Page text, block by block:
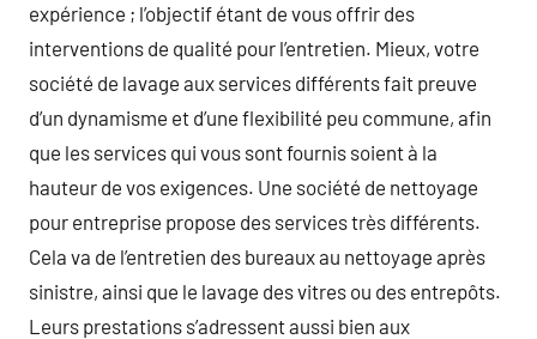
expérience ; l’objectif étant de vous offrir des
interventions de qualité pour l’entretien. Mieux, votre
société de lavage aux services différents fait preuve
d’un dynamisme et d’une flexibilité peu commune, afin
que les services qui vous sont fournis soient à la
hauteur de vos exigences. Une société de nettoyage
pour entreprise propose des services très différents.
Cela va de l’entretien des bureaux au nettoyage après
sinistre, ainsi que le lavage des vitres ou des entrepôts.
Leurs prestations s’adressent aussi bien aux